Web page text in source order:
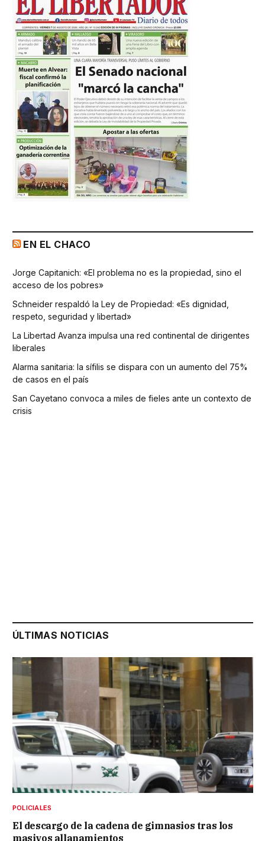
EN EL CHACO
Jorge Capitanich: «El problema no es la propiedad, sino el
acceso de los pobres»
Schneider respaldó la Ley de Propiedad: «Es dignidad,
respeto, seguridad y libertad»
La Libertad Avanza impulsa una red continental de dirigentes
liberales
Alarma sanitaria: la sífilis se dispara con un aumento del 75%
de casos en el país
San Cayetano convoca a miles de fieles ante un contexto de
crisis
ÚLTIMAS NOTICIAS
POLICIALES
El descargo de la cadena de gimnasios tras los
masivos allanamientos